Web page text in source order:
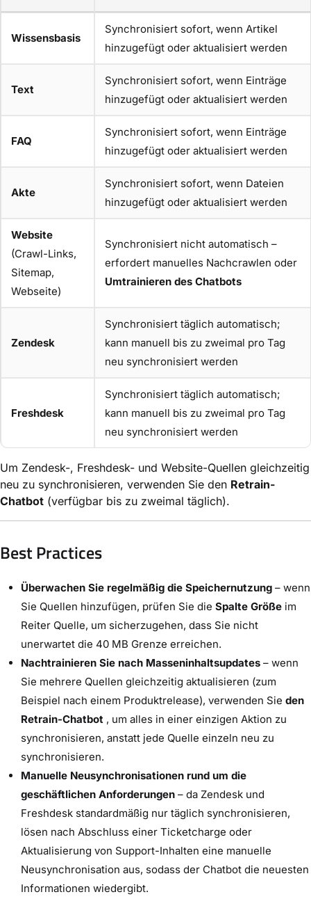
Wissensbasis
Synchronisiert sofort, wenn Artikel
hinzugefügt oder aktualisiert werden
Text
Synchronisiert sofort, wenn Einträge
hinzugefügt oder aktualisiert werden
FAQ
Synchronisiert sofort, wenn Einträge
hinzugefügt oder aktualisiert werden
Akte
Synchronisiert sofort, wenn Dateien
hinzugefügt oder aktualisiert werden
Website
(Crawl-Links,
Sitemap,
Webseite)
Synchronisiert nicht automatisch –
erfordert manuelles Nachcrawlen oder
Umtrainieren des Chatbots
Zendesk
Synchronisiert täglich automatisch;
kann manuell bis zu zweimal pro Tag
neu synchronisiert werden
Freshdesk
Synchronisiert täglich automatisch;
kann manuell bis zu zweimal pro Tag
neu synchronisiert werden
Um Zendesk-, Freshdesk- und Website-Quellen gleichzeitig
neu zu synchronisieren, verwenden Sie den Retrain-
Chatbot (verfügbar bis zu zweimal täglich).
Best Practices
Überwachen Sie regelmäßig die Speichernutzung – wenn
Sie Quellen hinzufügen, prüfen Sie die Spalte Größe im
Reiter Quelle, um sicherzugehen, dass Sie nicht
unerwartet die 40 MB Grenze erreichen.
Nachtrainieren Sie nach Masseninhaltsupdates – wenn
Sie mehrere Quellen gleichzeitig aktualisieren (zum
Beispiel nach einem Produktrelease), verwenden Sie den
Retrain-Chatbot , um alles in einer einzigen Aktion zu
synchronisieren, anstatt jede Quelle einzeln neu zu
synchronisieren.
Manuelle Neusynchronisationen rund um die
geschäftlichen Anforderungen – da Zendesk und
Freshdesk standardmäßig nur täglich synchronisieren,
lösen nach Abschluss einer Ticketcharge oder
Aktualisierung von Support-Inhalten eine manuelle
Neusynchronisation aus, sodass der Chatbot die neuesten
Informationen wiedergibt.